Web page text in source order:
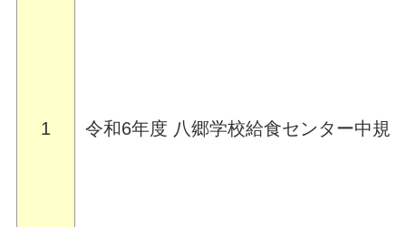
1 令和6年度 八郷学校給食センター中